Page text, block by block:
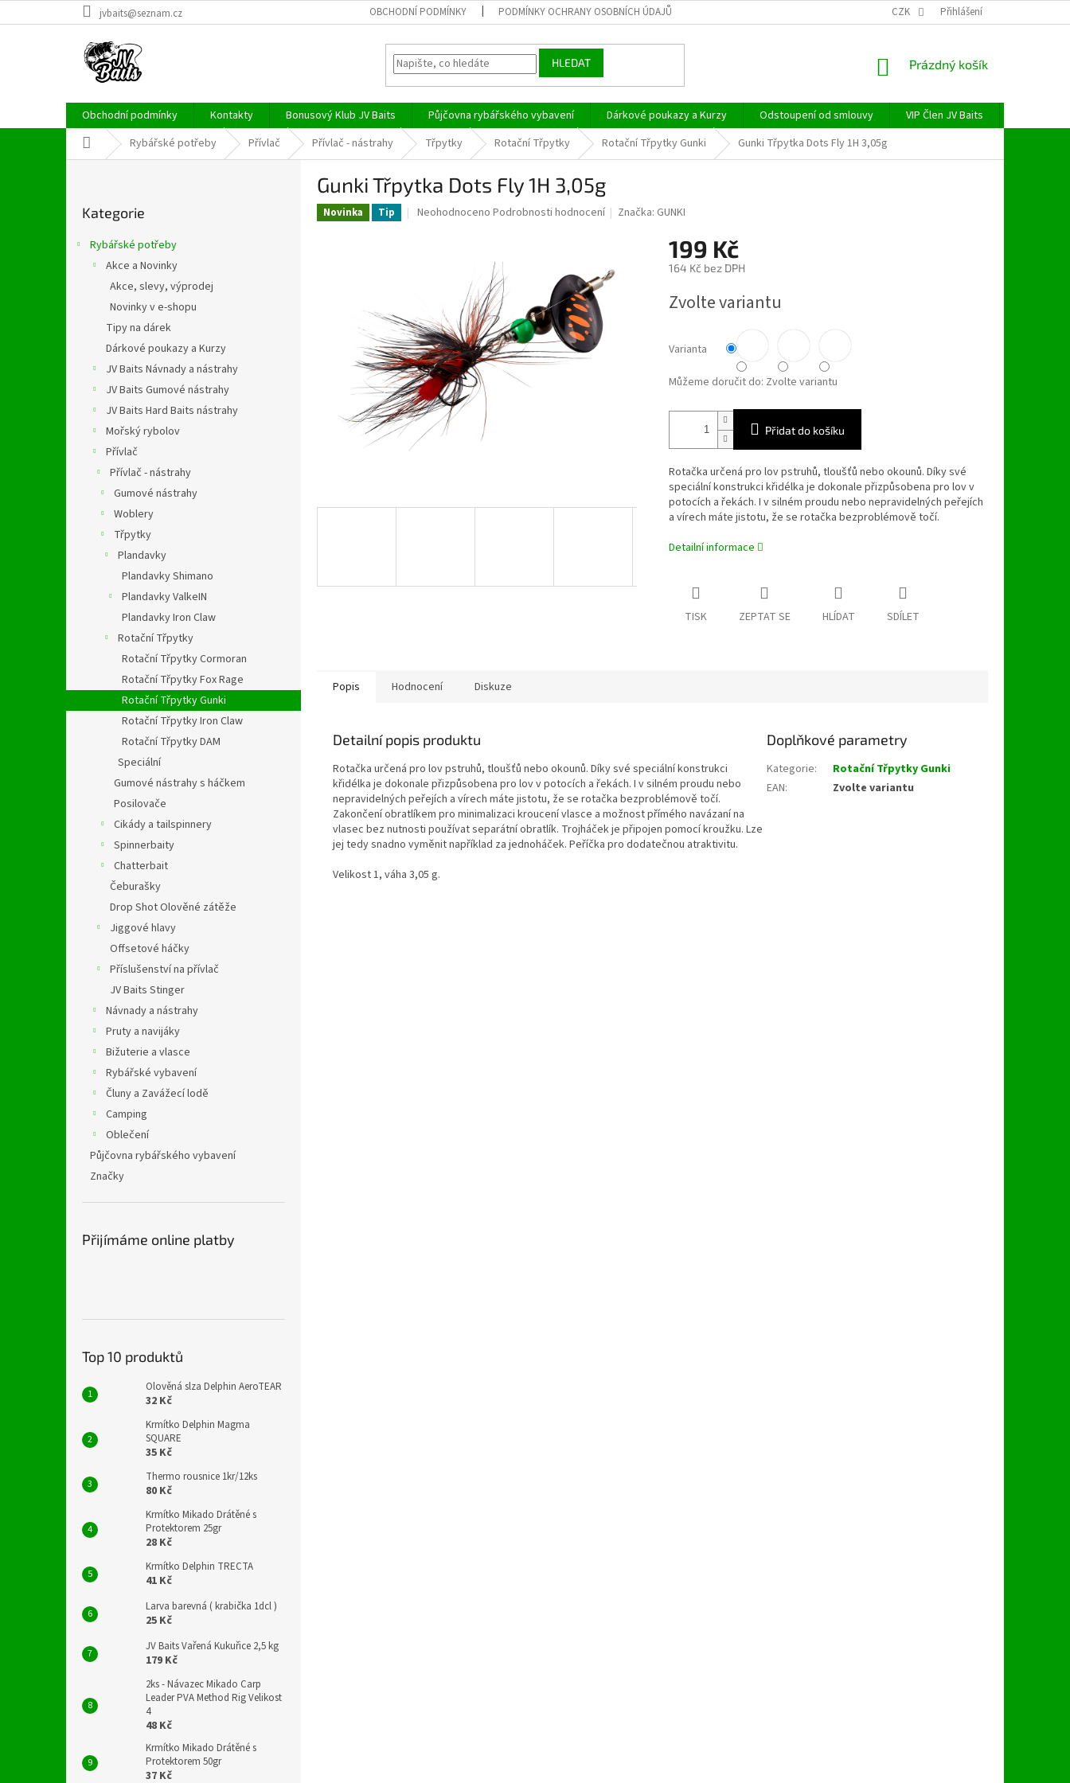
na
jvbaits@seznam.cz OBCHODNÍ PODMÍNKY PODMÍNKY OCHRANY OSOBNÍCH ÚDAJŮ CZK Přihlášení
HLEDAT
NÁKUPNÍ
Prázdný košík
Obchodní podmínky Kontakty Bonusový Klub JV Baits Půjčovna rybářského vybavení Dárkové poukazy a Kurzy Odstoupení od smlouvy VIP Člen JV Baits
Domů Rybářské potřeby Přívlač Přívlač - nástrahy Třpytky Rotační Třpytky Rotační Třpytky Gunki Gunki Třpytka Dots Fly 1H 3,05g
kategorie
Kategorie
Rybářské potřeby
Akce a Novinky
Akce, slevy, výprodej
Novinky v e-shopu
Tipy na dárek
Dárkové poukazy a Kurzy
JV Baits Návnady a nástrahy
JV Baits Gumové nástrahy
JV Baits Hard Baits nástrahy
Mořský rybolov
Přívlač
Přívlač - nástrahy
Gumové nástrahy
Woblery
Třpytky
Plandavky
Plandavky Shimano
Plandavky ValkeIN
Plandavky Iron Claw
Rotační Třpytky
Rotační Třpytky Cormoran
Rotační Třpytky Fox Rage
Rotační Třpytky Gunki
Rotační Třpytky Iron Claw
Rotační Třpytky DAM
Speciální
Gumové nástrahy s háčkem
Posilovače
Cikády a tailspinnery
Spinnerbaity
Chatterbait
Čeburašky
Drop Shot Olověné zátěže
Jiggové hlavy
Offsetové háčky
Příslušenství na přívlač
JV Baits Stinger
Návnady a nástrahy
Pruty a navijáky
Bižuterie a vlasce
Rybářské vybavení
Čluny a Zavážecí lodě
Camping
Oblečení
Půjčovna rybářského vybavení
Značky
Přijímáme online platby
Top 10 produktů
Olověná slza Delphin AeroTEAR
32 Kč
Krmítko Delphin Magma
SQUARE
35 Kč
Thermo rousnice 1kr/12ks
80 Kč
Krmítko Mikado Drátěné s
Protektorem 25gr
28 Kč
Krmítko Delphin TRECTA
41 Kč
Larva barevná ( krabička 1dcl )
25 Kč
JV Baits Vařená Kukuřice 2,5 kg
179 Kč
2ks - Návazec Mikado Carp
Leader PVA Method Rig Velikost
4
48 Kč
Krmítko Mikado Drátěné s
Protektorem 50gr
37 Kč
Gunki Třpytka Dots Fly 1H 3,05g
Novinka Tip
Průměrné
hvězdiček.
Neohodnoceno Podrobnosti hodnocení Značka: GUNKI
199 Kč
164 Kč bez DPH
cena:
Zvolte variantu
Varianta
Můžeme doručit do: Zvolte variantu
Přidat do košíku
Rotačka určená pro lov pstruhů, tloušťů nebo okounů. Díky své
speciální konstrukci křidélka je dokonale přizpůsobena pro lov v
potocích a řekách. I v silném proudu nebo nepravidelných peřejích
a vírech máte jistotu, že se rotačka bezproblémově točí.
Detailní informace
TISK ZEPTAT SE HLÍDAT SDÍLET
Popis Hodnocení Diskuze
Detailní popis produktu
Rotačka určená pro lov pstruhů, tloušťů nebo okounů. Díky své speciální konstrukci
křidélka je dokonale přizpůsobena pro lov v potocích a řekách. I v silném proudu nebo
nepravidelných peřejích a vírech máte jistotu, že se rotačka bezproblémově točí.
Zakončení obratlíkem pro minimalizaci kroucení vlasce a možnost přímého navázaní na
vlasec bez nutnosti používat separátní obratlík. Trojháček je připojen pomocí kroužku. Lze
jej tedy snadno vyměnit například za jednoháček. Peříčka pro dodatečnou atraktivitu.
Velikost 1, váha 3,05 g.
Doplňkové parametry
Kategorie:
Rotační Třpytky Gunki
EAN: Zvolte variantu